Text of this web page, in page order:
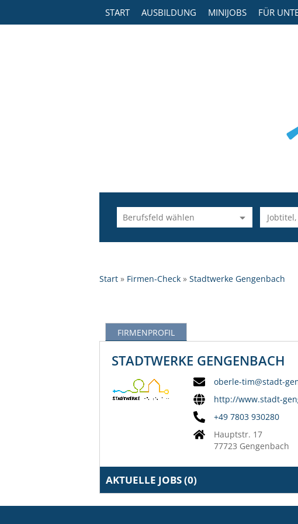
START AUSBILDUNG MINIJOBS FÜR
Start Firmen-Check Stadtwerke Gengenbach
FIRMENPROFIL
STADTWERKE GENGENBACH
oberle-tim@stadt-
http://www.stadt-
+49 7803 930280
Hauptstr. 17
77723 Gengenbach
AKTUELLE JOBS (0)